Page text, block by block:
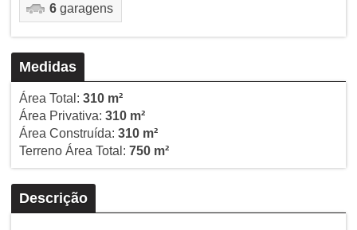
6garagens
Medidas
Área Total: 310 m²
Área Privativa: 310 m²
Área Construída: 310 m²
Terreno Área Total: 750 m²
Descrição